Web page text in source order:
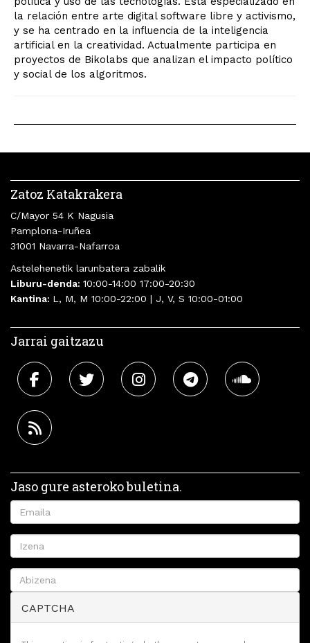
la relación entre arte digital software libre y activismo,
y se ha centrado en la influencia de la inteligencia
artificial en la creatividad. Actualmente participa en
proyectos de Bikolabs que analizan el impacto político
y social de los algoritmos.
Zatoz Katakrakera
C/Mayor 54 K Nagusia
Pamplona-Iruñea
31001 Navarra-Nafarroa
Astelehenetik larunbatera zabalik
Liburu-denda: 10:00-14:00 17:00-20:30
Kantina: L, M, M 10:00-22:00 | J, V, S 10:00-01:00
Jarrai gaitzazu
Jaso gure asteroko buletina.
CAPTCHA